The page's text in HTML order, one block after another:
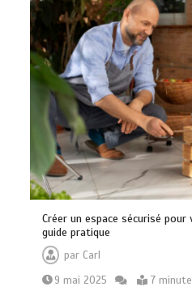
Créer un espace sécurisé
guide pratique
par Carl
9 mai 2025
7
Paysagiste
sépare le
0 6
pour une